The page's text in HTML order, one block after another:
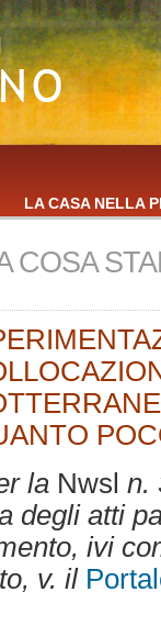
LA CASA NELLA
COSA
la Nwsl n.
degli atti
ivi
v. il